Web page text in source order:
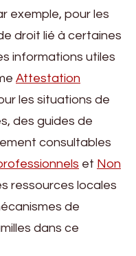
exemple, pour les
droit lié à certaines
informations utiles
Attestation
les situations de
des guides de
consultables
et Non
ressources locales
de
dans ce